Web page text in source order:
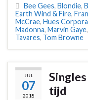
Bee Gees, Blondie,
Earth Wind & Fire,
McCrae, Hues
Madonna, Marvin Gaye,
Tavares, Tom Browne
JUL
07
2018
tijd